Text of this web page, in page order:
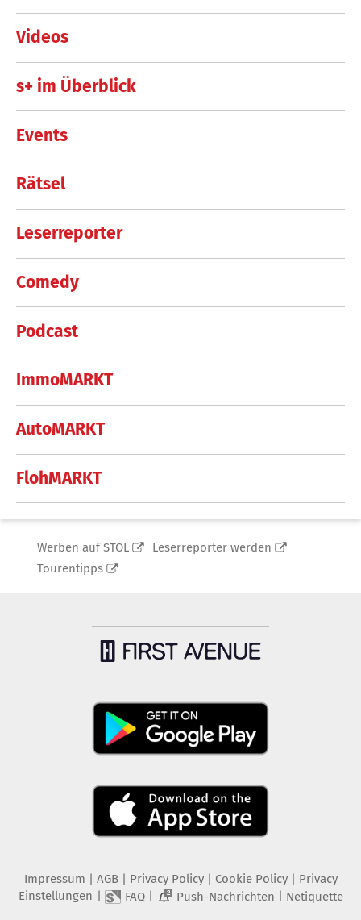
Videos
s+ im Überblick
Events
Rätsel
Leserreporter
Comedy
Podcast
ImmoMARKT
AutoMARKT
FlohMARKT
Werben auf STOL
Leserreporter werden
Tourentipps
Impressum AGB Privacy Policy| Cookie Policy| Privacy
Einstellungen
FAQ| 2 Push-Nachrichten Netiquette